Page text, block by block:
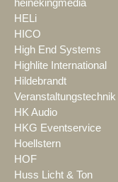
heinekingmedia
HELi
HICO
High End Systems
Highlite International
Hildebrandt
Veranstaltungstechnik
HK Audio
HKG Eventservice
Hoellstern
HOF
Huss Licht & Ton